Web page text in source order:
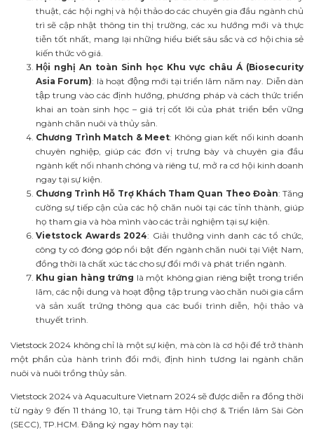
thuật, các hội nghị và hội thảo do các chuyên gia đầu ngành chủ
trì sẽ cập nhật thông tin thị trường, các xu hướng mới và thực
tiễn tốt nhất, mang lại những hiểu biết sâu sắc và cơ hội chia sẻ
kiến thức vô giá.
Hội nghị An toàn Sinh học Khu vực châu Á (Biosecurity
Asia Forum): là hoạt động mới tại triển lãm năm nay. Diễn dàn
tập trung vào các định hướng, phương pháp và cách thức triển
khai an toàn sinh học – giá trị cốt lõi của phát triển bền vững
ngành chăn nuôi và thủy sản.
Chương Trình Match & Meet: Không gian kết nối kinh doanh
chuyên nghiệp, giúp các đơn vị trưng bày và chuyên gia đầu
ngành kết nối nhanh chóng và riêng tư, mở ra cơ hội kinh doanh
ngay tại sự kiện.
Chương Trình Hỗ Trợ Khách Tham Quan Theo Đoàn: Tăng
cường sự tiếp cận của các hộ chăn nuôi tại các tỉnh thành, giúp
họ tham gia và hòa mình vào các trải nghiệm tại sự kiện.
Vietstock Awards 2024: Giải thưởng vinh danh các tổ chức,
công ty có đóng góp nổi bật đến ngành chăn nuôi tại Việt Nam,
đồng thời là chất xúc tác cho sự đổi mới và phát triển ngành.
Khu gian hàng trứng là một không gian riêng biệt trong triển
lãm, các nội dung và hoạt động tập trung vào chăn nuôi gia cầm
và sản xuất trứng thông qua các buổi trình diễn, hội thảo và
thuyết trình.
Vietstock 2024 không chỉ là một sự kiện, mà còn là cơ hội để trở thành
một phần của hành trình đổi mới, định hình tương lai ngành chăn
nuôi và nuôi trồng thủy sản.
Vietstock 2024 và Aquaculture Vietnam 2024 sẽ được diễn ra đồng thời
từ ngày 9 đến 11 tháng 10, tại Trung tâm Hội chợ & Triển lãm Sài Gòn
(SECC), TP.HCM. Đăng ký ngay hôm nay tại: